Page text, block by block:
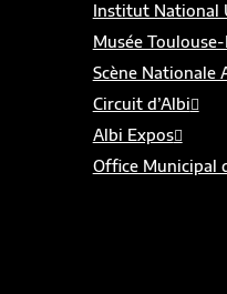
Institut National
Musée
Scène Nationale
Circuit d’Albi
Albi Expos
Office Municipal